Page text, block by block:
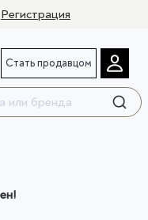
Регистрация
Стать продавцом